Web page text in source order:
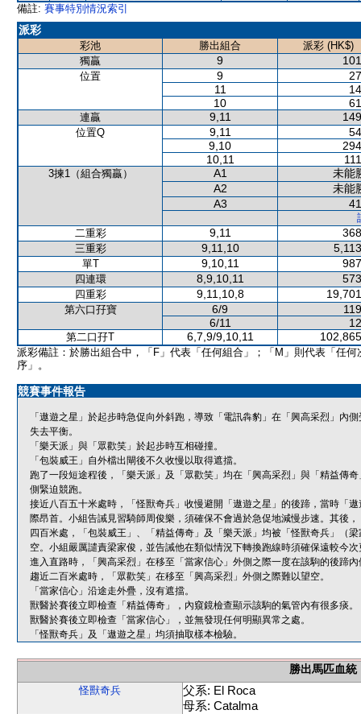
備註: 賽事特別情況索引
派彩
彩池 勝出組合
派彩 (HK$)
獨贏
9
位置 9
11
10
連贏 9,11
位置Q 9,11
9,10
10,11
3揀1（組合獨贏） A1
未能
A2
未能
A3
二重彩
9,11
三重彩 9,11,10
單T 9,10,11
四連環 8,9,10,11
四重彩 9,11,10,8
第六口孖寶 6/9
6/11
第二口孖T 6,7,9/9,10,11
派彩備註：於勝出組合中，「F」代表「任何組合」；「M」則代表「任何
序」。
競賽事件報告
「遨遊之星」於起步時急促向外斜跑，導致「電訊犇豹」在「興高采烈」內
失去平衡。
「樂天派」與「眾歡笑」於起步時互相碰撞。
「包裝威王」自外檔出閘後不久收慢以取得遮擋。
跑了一段短途程後，「樂天派」及「眾歡笑」均在「興高采烈」與「精益傳
側緊迫競跑。
接近八百五十米處時，「怪獸奇兵」收慢避開「遨遊之星」的後蹄，當時「
際昂首。小組告誡見習騎師周俊樂，須確保不會過於急促地減慢步速。其後
四百米處，「包裝威王」、「精益傳奇」及「樂天派」均被「怪獸奇兵」（
空。小組嚴厲譴責梁家俊，並告誡他在類似情況下轉換跑線時須確保遠較今
進入直路時，「興高采烈」在移至「當家信心」外側之際一度在該駒的後蹄
趨近二百米處時，「眾歡笑」在移至「興高采烈」外側之際難以望空。
「當家信心」沿途走外疊，沒有遮擋。
獸醫於賽後立即檢查「精益傳奇」，內窺鏡檢查顯示該駒的氣管內有很多痰。
獸醫於賽後立即檢查「當家信心」，並無發現任何明顯異常之處。
「怪獸奇兵」及「遨遊之星」均須抽取樣本檢驗。
勝出馬匹血統
怪獸奇兵
父系: El Roca
母系: Catalma